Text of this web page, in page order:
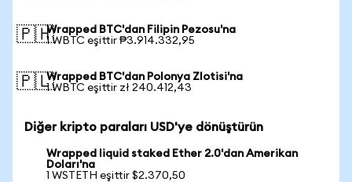
🇵🇭Wrapped BTC'dan Filipin Pezosu'na
1 WBTC eşittir ₱3.914.332,95
🇵🇱Wrapped BTC'dan Polonya Zlotisi'na
1 WBTC eşittir zł 240.412,43
Diğer kripto paraları USD'ye dönüştürün
Wrapped liquid staked Ether 2.0'dan Amerikan
Doları'na
1 WSTETH eşittir $2.370,50